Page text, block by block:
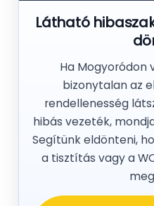
Látható
Ha Mogyoródon
bizonytalan az
rendellenesség
hibás vezeték,
Segítünk eldönteni,
a tisztítás vagy a